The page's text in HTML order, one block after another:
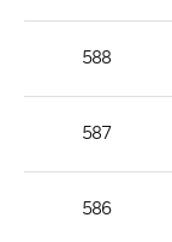
공
588
587
586